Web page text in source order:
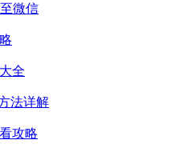
微信
全
法详解
攻略